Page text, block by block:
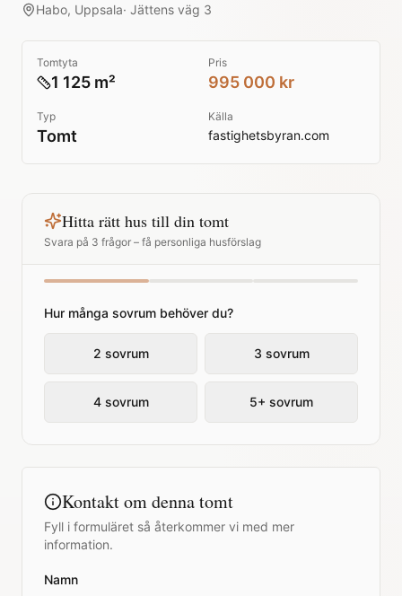
Habo, Uppsala· Jättens väg 3
Tomtyta
1 125 m²
Pris
995 000 kr
Typ
Tomt
Källa
fastighetsbyran.com
Hitta rätt hus till din tomt
Svara på 3 frågor – få personliga husförslag
Hur många sovrum behöver du?
2 sovrum 3 sovrum
4 sovrum 5+ sovrum
Kontakt om denna tomt
Fyll i formuläret så återkommer vi med mer
information.
Namn